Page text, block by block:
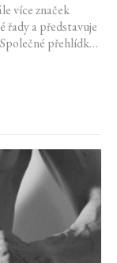
více značek
řady a představuje
přehlídky,
jinak.